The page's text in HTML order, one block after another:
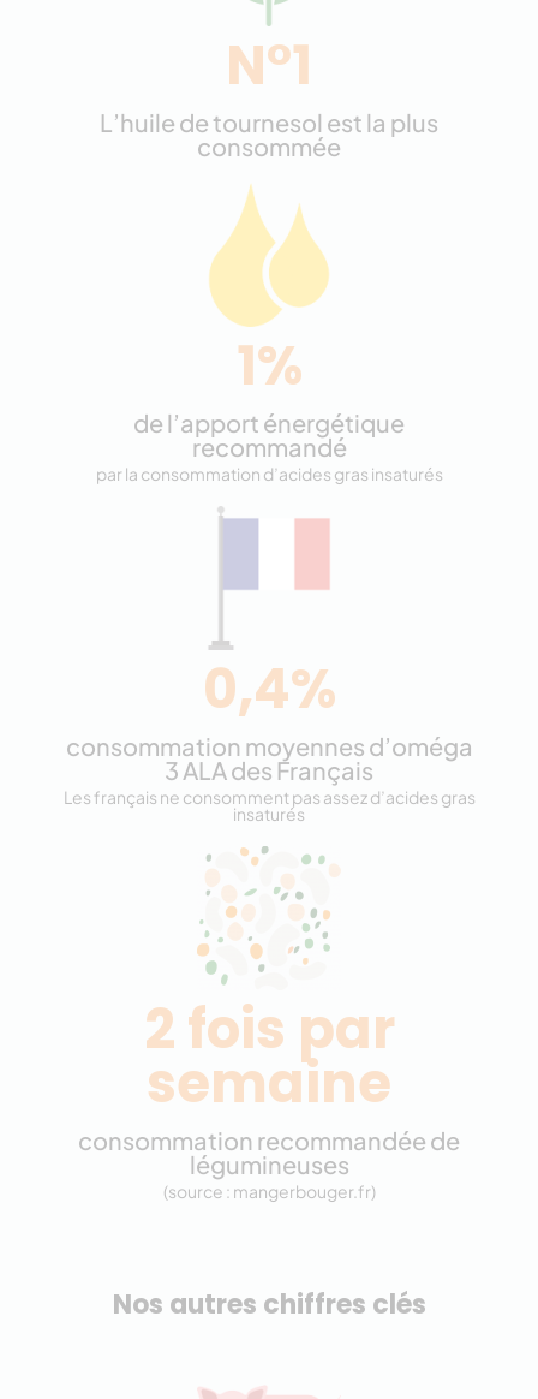
N°1
L’huile de tournesol est la plus
consommée
1%
de l’apport énergétique
recommandé
par la consommation d’acides gras insaturés
0,4%
consommation moyennes d’oméga
3 ALA des Français
Les français ne consomment pas assez d’acides gras
insaturés
2 fois par
semaine
consommation recommandée de
légumineuses
(source : mangerbouger.fr)
Nos autres chiffres clés